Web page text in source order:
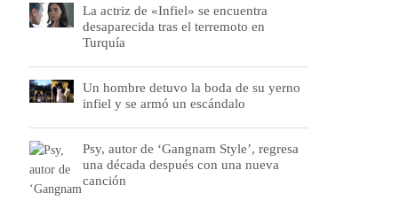
La actriz de «Infiel» se encuentra
desaparecida tras el terremoto en
Turquía
Un hombre detuvo la boda de su yerno
infiel y se armó un escándalo
Psy, autor de ‘Gangnam Style’, regresa
una década después con una nueva
canción